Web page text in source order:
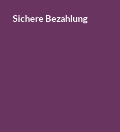
Sichere Bezahlung